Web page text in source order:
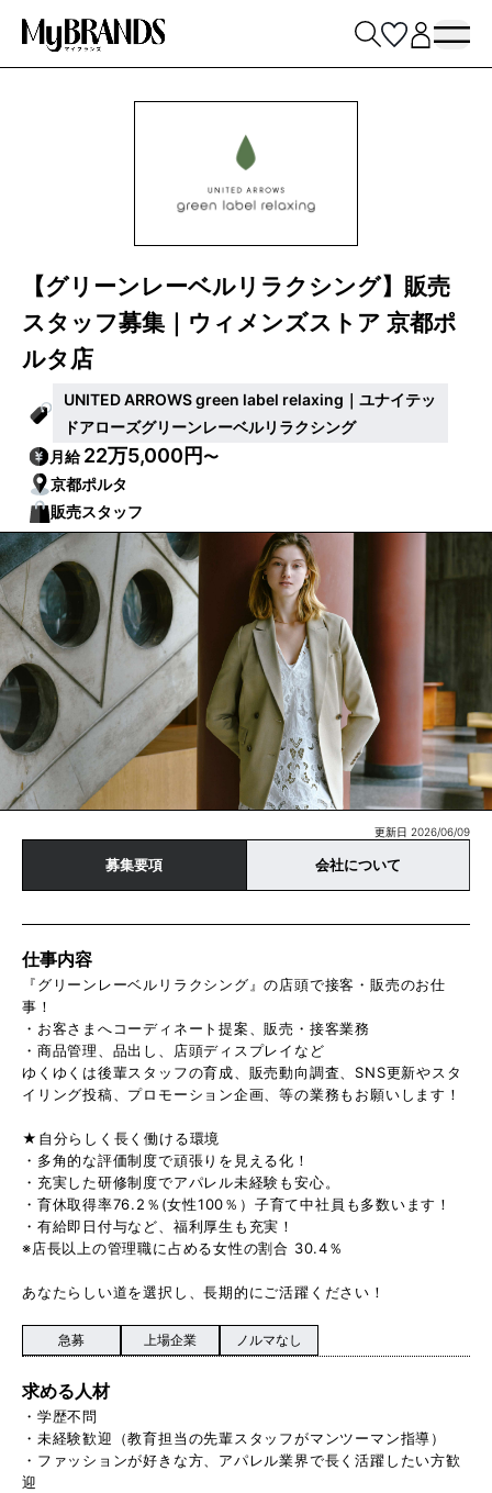
【グリーンレーベルリラクシング】販売
スタッフ募集｜ウィメンズストア 京都ポ
ルタ店
UNITED ARROWS green label relaxing｜ユナイテッ
ドアローズグリーンレーベルリラクシング
月給22万5,000円〜
京都ポルタ
販売スタッフ
更新日 2026/06/09
募集要項 会社について
仕事内容
『グリーンレーベルリラクシング』の店頭で接客・販売のお仕
事！
・お客さまへコーディネート提案、販売・接客業務
・商品管理、品出し、店頭ディスプレイなど
ゆくゆくは後輩スタッフの育成、販売動向調査、SNS更新やスタ
イリング投稿、プロモーション企画、等の業務もお願いします！
★自分らしく長く働ける環境
・多角的な評価制度で頑張りを見える化！
・充実した研修制度でアパレル未経験も安心。
・育休取得率76.2％(女性100％）子育て中社員も多数います！
・有給即日付与など、福利厚生も充実！
※店長以上の管理職に占める女性の割合 30.4％
あなたらしい道を選択し、長期的にご活躍ください！
急募 上場企業 ノルマなし
求める人材
・学歴不問
・未経験歓迎（教育担当の先輩スタッフがマンツーマン指導）
・ファッションが好きな方、アパレル業界で長く活躍したい方歓
迎